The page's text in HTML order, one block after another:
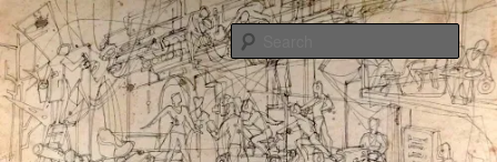
Skip
to
primary
contentVorm van vermaak
Liselotte Doeswijk